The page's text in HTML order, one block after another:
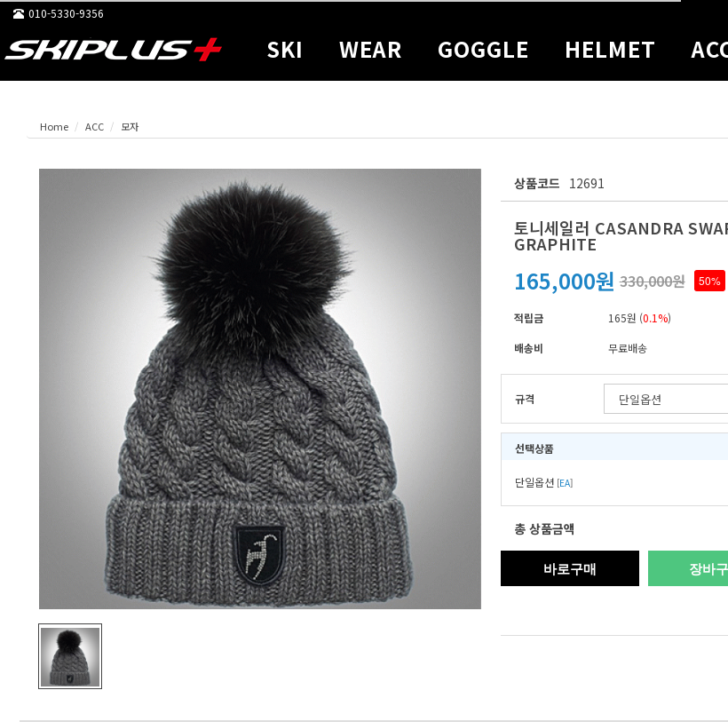
010-5330-9356
SKI WEAR GOGGLE HELMET
Home ACC 모자
상품코드 12691
토니세일러 CASANDRA
GRAPHITE
165,000원 330,000원 50%
적립금 165원 (0.1%)
배송비
무료배송
규격
선택상품
단일옵션 [EA]
총 상품금액
바로구매 장바